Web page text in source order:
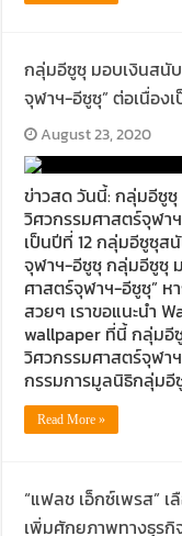
กลุ่มอีซูซุ มอบเงินสนั
จุฬาฯ-อีซูซุ” ต่อเนื่อง
August 23, 2020
ข่าวสด วันนี้: กลุ่มอีซู
วิศวกรรมศาสตร์จุฬา
เป็นปีที่ 12 กลุ่มอีซูซุ
จุฬาฯ-อีซูซุ กลุ่มอีซูซุ
ศาสตร์จุฬาฯ-อีซูซุ”
สวยๆ เราขอแนะนำ
wallpaper ที่นี้ กลุ่มอี
วิศวกรรมศาสตร์จุฬาฯ
กรรมการมูลนิธิกลุ่มอี
Read More »
“แฟลช เอ็กซ์เพรส”
เพิ่มศักยภาพทางธุรกิ